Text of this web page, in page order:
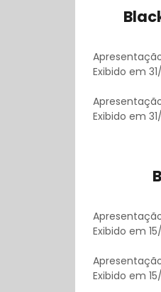
Exibido em
Exibido em
Exibido em
Exibido em